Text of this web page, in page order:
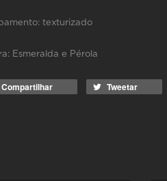
texturizado
Esmeralda e Pérola
Compartilhar Tweetar